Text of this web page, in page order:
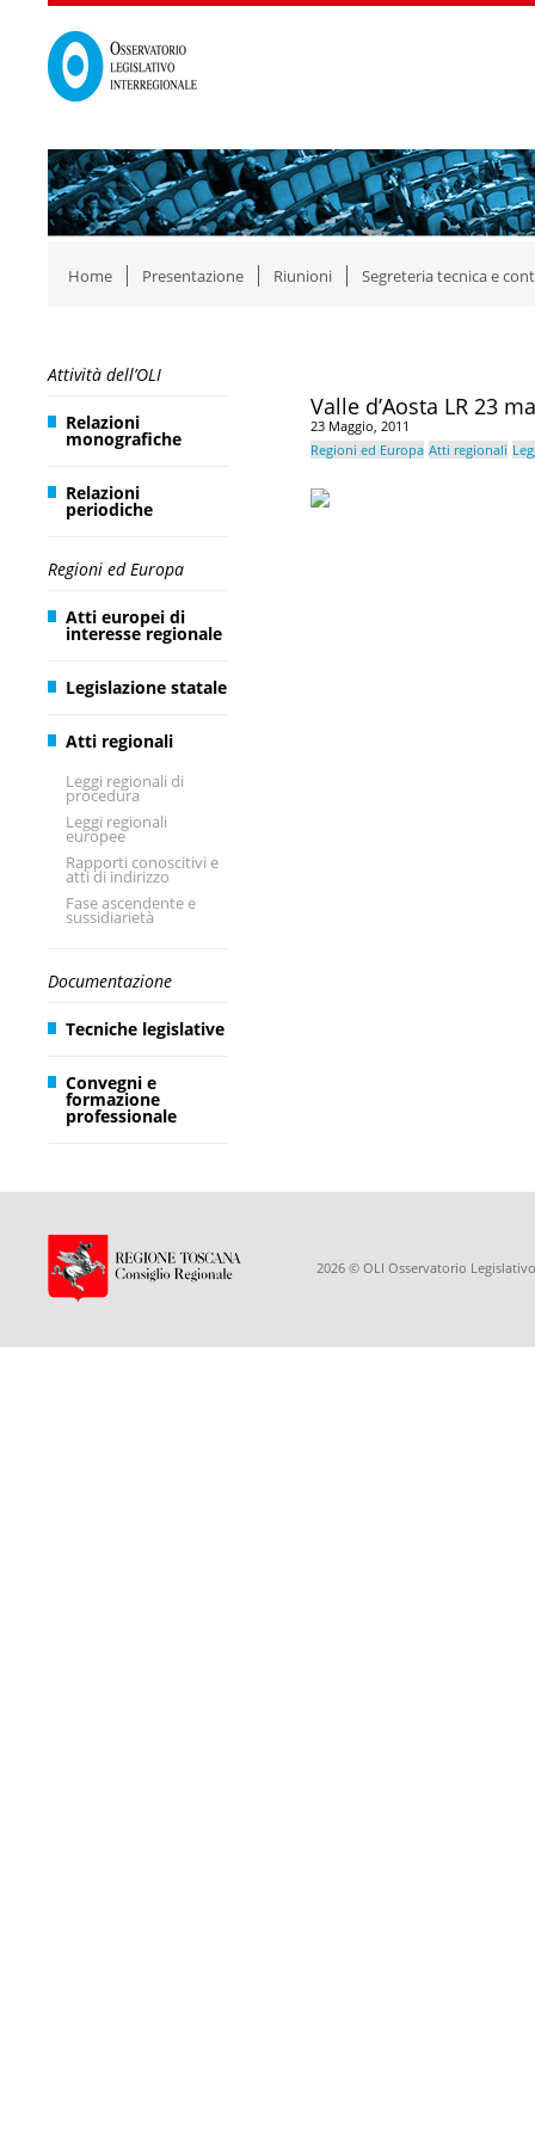
Home Presentazione Riunioni Segreteria tecnica e
Attività dell’OLI
Relazioni
monografiche
Relazioni
periodiche
Regioni ed Europa
Atti europei di
interesse regionale
Legislazione statale
Atti regionali
Leggi regionali di
procedura
Leggi regionali
europee
Rapporti conoscitivi e
atti di indirizzo
Fase ascendente e
sussidiarietà
Documentazione
Tecniche legislative
Convegni e
formazione
professionale
Valle d’Aosta LR 23
23 Maggio, 2011
Regioni ed Europa Atti regionali
2026 © OLI Osservatorio